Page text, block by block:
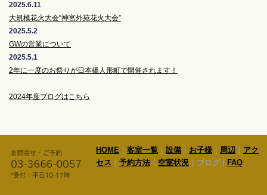
2025.6.11
大規模花火大会“神宮外苑花火大会”
2025.5.2
GWの営業について
2025.5.1
2年に一度のお祭りが日本橋人形町で開催されます！
2024年度ブログはこちら
HOME ｜客室一覧 ｜設備 お子様 周辺
アク
セス ｜予約方法 空室状況 ｜ブログ | FAQ